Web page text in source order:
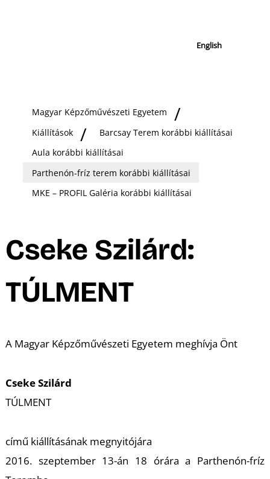
English
Magyar Képzőművészeti Egyetem
Kiállítások
Barcsay Terem korábbi kiállításai
Aula korábbi kiállításai
Parthenón-fríz terem korábbi kiállításai
MKE – PROFIL Galéria korábbi kiállításai
Cseke Szilárd:
TÚLMENT
A Magyar Képzőművészeti Egyetem meghívja Önt
Cseke Szilárd
TÚLMENT
című kiállításának megnyitójára
2016. szeptember 13-án 18 órára a Parthenón-fríz